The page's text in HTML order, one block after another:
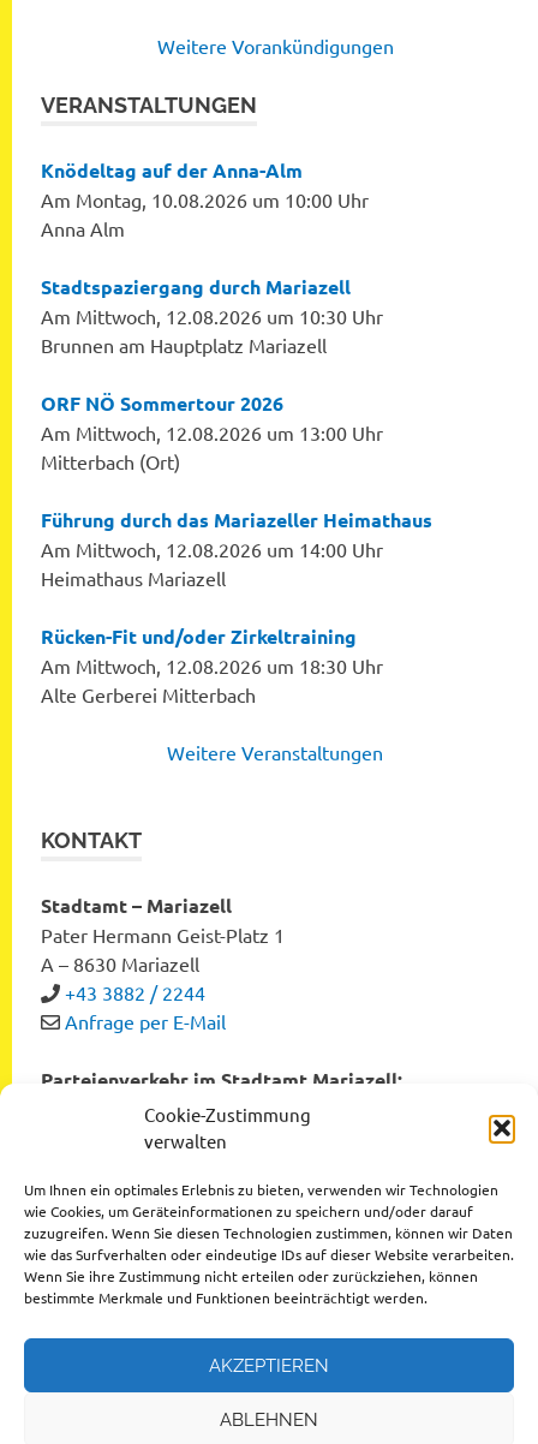
Cookie-Zustimmung
verwalten
Um Ihnen ein optimales Erlebnis zu bieten, verwenden wir Technologien
wie Cookies, um Geräteinformationen zu speichern und/oder darauf
zuzugreifen. Wenn Sie diesen Technologien zustimmen, können wir Daten
wie das Surfverhalten oder eindeutige IDs auf dieser Website verarbeiten.
Wenn Sie ihre Zustimmung nicht erteilen oder zurückziehen, können
bestimmte Merkmale und Funktionen beeinträchtigt werden.
AKZEPTIEREN
ABLEHNEN
Weitere Vorankündigungen
VERANSTALTUNGEN
Knödeltag auf der Anna-Alm
Am Montag, 10.08.2026 um 10:00 Uhr
Anna Alm
Stadtspaziergang durch Mariazell
Am Mittwoch, 12.08.2026 um 10:30 Uhr
Brunnen am Hauptplatz Mariazell
ORF NÖ Sommertour 2026
Am Mittwoch, 12.08.2026 um 13:00 Uhr
Mitterbach (Ort)
Führung durch das Mariazeller Heimathaus
Am Mittwoch, 12.08.2026 um 14:00 Uhr
Heimathaus Mariazell
Rücken-Fit und/oder Zirkeltraining
Am Mittwoch, 12.08.2026 um 18:30 Uhr
Alte Gerberei Mitterbach
Weitere Veranstaltungen
KONTAKT
Stadtamt – Mariazell
Pater Hermann Geist-Platz 1
A – 8630 Mariazell
+43 3882 / 2244
Anfrage per E-Mail
Parteienverkehr im Stadtamt Mariazell:
Montag bis Freitag von 8:00 bis 12:00 Uhr
Dienstag und Donnerstag von 12:00 bis 16:00 Uhr
Datenschutzerklärung
Impressum